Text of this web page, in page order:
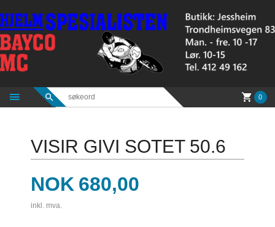
til
innholdet
0
VISIR GIVI SOTET 50.6
Pris
NOK 680,00
inkl. mva.